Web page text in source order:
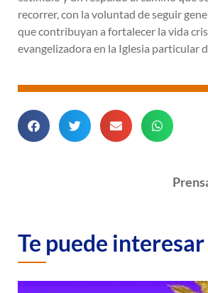
recorrer, con la voluntad de seguir
que contribuyan a fortalecer la vida
evangelizadora en la Iglesia particular
Te puede interesar